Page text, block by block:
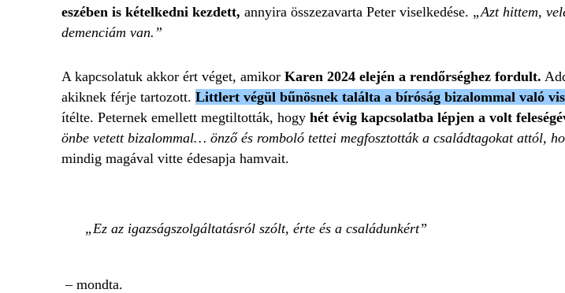
eszében is kételkedni kezdett, annyira összezavarta Peter viselkedése. „Azt hittem,
demenciám van.”
A kapcsolatuk akkor ért véget, amikor Karen 2024 elején a rendőrséghez fordult.
akiknek férje tartozott. Littlert végül bűnösnek találta a bíróság bizalommal való
ítélte. Peternek emellett megtiltották, hogy hét évig kapcsolatba lépjen a volt
önbe vetett bizalommal… önző és romboló tettei megfosztották a családtagokat attól,
mindig magával vitte édesapja hamvait.
Ez az igazságszolgáltatásról szólt, érte és a családunkért
– mondta.